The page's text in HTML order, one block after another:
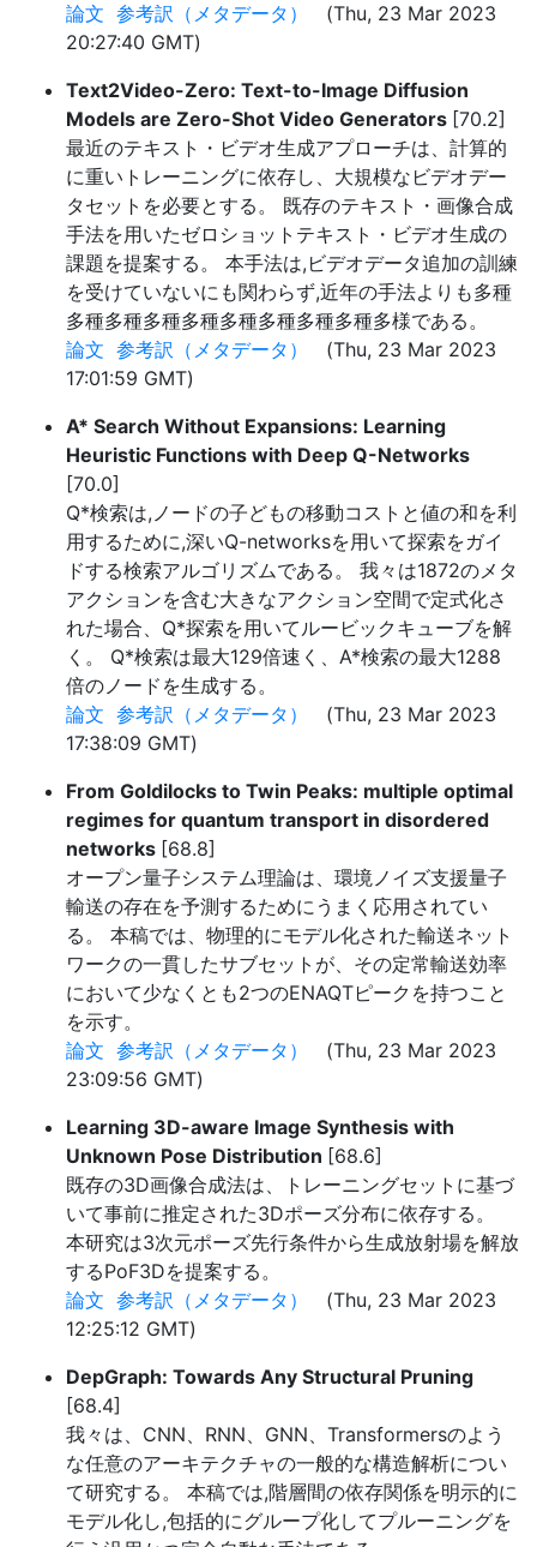
論文 参考訳（メタデータ）
(Thu, 23 Mar 2023
20:27:40 GMT)
Text2Video-Zero: Text-to-Image Diffusion
Models are Zero-Shot Video Generators [70.2]
最近のテキスト・ビデオ生成アプローチは、計算的
に重いトレーニングに依存し、大規模なビデオデー
タセットを必要とする。 既存のテキスト・画像合成
手法を用いたゼロショットテキスト・ビデオ生成の
課題を提案する。 本手法は,ビデオデータ追加の訓練
を受けていないにも関わらず,近年の手法よりも多種
多種多種多種多種多種多種多種多種多様である。
論文 参考訳（メタデータ）
(Thu, 23 Mar 2023
17:01:59 GMT)
A* Search Without Expansions: Learning
Heuristic Functions with Deep Q-Networks
[70.0]
Q*検索は,ノードの子どもの移動コストと値の和を利
用するために,深いQ-networksを用いて探索をガイ
ドする検索アルゴリズムである。 我々は1872のメタ
アクションを含む大きなアクション空間で定式化さ
れた場合、Q*探索を用いてルービックキューブを解
く。 Q*検索は最大129倍速く、A*検索の最大1288
倍のノードを生成する。
論文 参考訳（メタデータ）
(Thu, 23 Mar 2023
17:38:09 GMT)
From Goldilocks to Twin Peaks: multiple optimal
regimes for quantum transport in disordered
networks [68.8]
オープン量子システム理論は、環境ノイズ支援量子
輸送の存在を予測するためにうまく応用されてい
る。 本稿では、物理的にモデル化された輸送ネット
ワークの一貫したサブセットが、その定常輸送効率
において少なくとも2つのENAQTピークを持つこと
を示す。
論文 参考訳（メタデータ）
(Thu, 23 Mar 2023
23:09:56 GMT)
Learning 3D-aware Image Synthesis with
Unknown Pose Distribution [68.6]
既存の3D画像合成法は、トレーニングセットに基づ
いて事前に推定された3Dポーズ分布に依存する。
本研究は3次元ポーズ先行条件から生成放射場を解放
するPoF3Dを提案する。
論文 参考訳（メタデータ）
(Thu, 23 Mar 2023
12:25:12 GMT)
DepGraph: Towards Any Structural Pruning
[68.4]
我々は、CNN、RNN、GNN、Transformersのよう
な任意のアーキテクチャの一般的な構造解析につい
て研究する。 本稿では,階層間の依存関係を明示的に
モデル化し,包括的にグループ化してプルーニングを